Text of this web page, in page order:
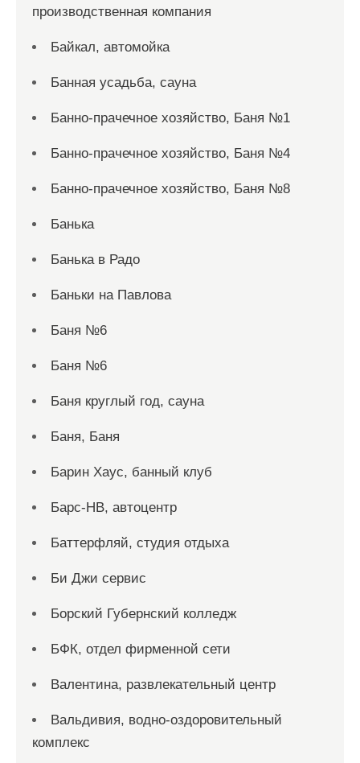
производственная компания
Байкал, автомойка
Банная усадьба, сауна
Банно-прачечное хозяйство, Баня №1
Банно-прачечное хозяйство, Баня №4
Банно-прачечное хозяйство, Баня №8
Банька
Банька в Радо
Баньки на Павлова
Баня №6
Баня №6
Баня круглый год, сауна
Баня, Баня
Барин Хаус, банный клуб
Барс-НВ, автоцентр
Баттерфляй, студия отдыха
Би Джи сервис
Борский Губернский колледж
БФК, отдел фирменной сети
Валентина, развлекательный центр
Вальдивия, водно-оздоровительный
комплекс